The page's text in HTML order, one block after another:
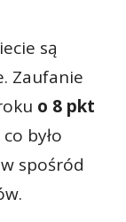
są
Zaufanie
o 8 pkt
co było
spośród